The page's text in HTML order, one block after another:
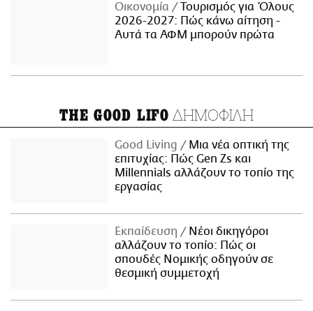
Οικονομία
Τουρισμός για Όλους
2026-2027: Πώς κάνω αίτηση -
Αυτά τα ΑΦΜ μπορούν πρώτα
THE GOOD LIFO ΔΗΜΟΦΙΛΗ
Good Living
Μια νέα οπτική της
επιτυχίας: Πώς Gen Zs και
Millennials αλλάζουν το τοπίο της
εργασίας
Εκπαίδευση
Νέοι δικηγόροι
αλλάζουν το τοπίο: Πώς οι
σπουδές Νομικής οδηγούν σε
θεσμική συμμετοχή